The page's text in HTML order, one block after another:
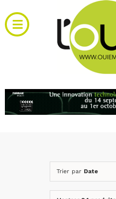
au
contenu
Toggle
Navigation
RH et emploi
Trier par Date